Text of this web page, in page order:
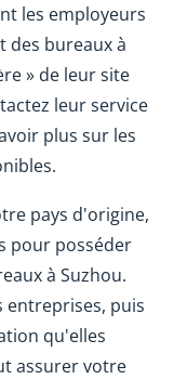
les employeurs
des bureaux à
» de leur site
leur service
plus sur les
pays d'origine,
pour posséder
à Suzhou.
entreprises, puis
qu'elles
assurer votre